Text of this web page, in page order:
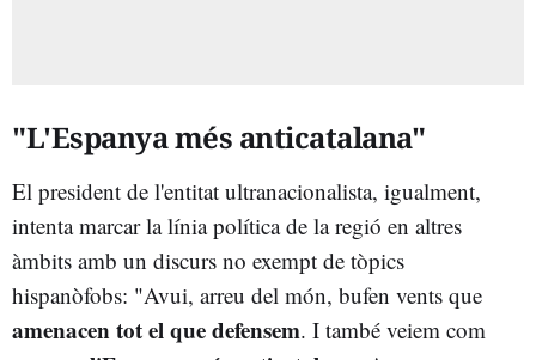
"L'Espanya més anticatalana"
El president de l'entitat ultranacionalista, igualment,
intenta marcar la línia política de la regió en altres
àmbits amb un discurs no exempt de tòpics
hispanòfobs: "Avui, arreu del món, bufen vents que
amenacen tot el que defensem. I també veiem com